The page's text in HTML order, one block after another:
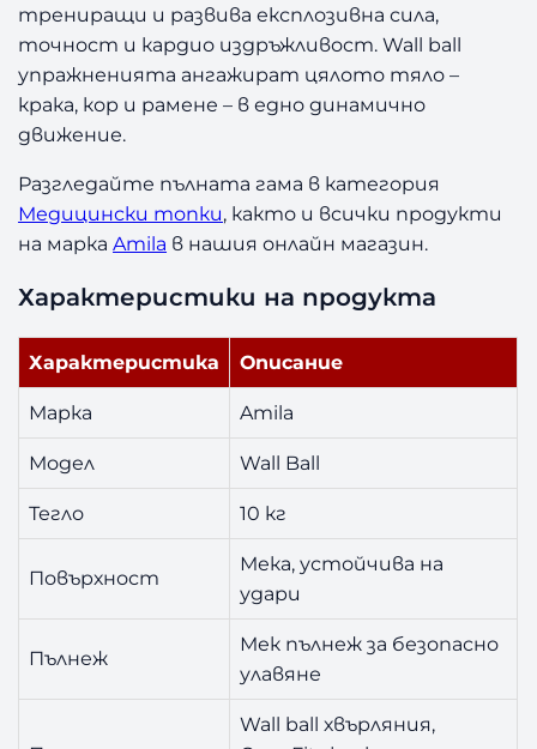
W
a
l
l
B
l
l
1
к
трениращи и развива експлозивна сила,
точност и кардио издръжливост. Wall ball
упражненията ангажират цялото тяло –
крака, кор и рамене – в едно динамично
движение.
Разгледайте пълната гама в категория
Медицински топки, както и всички продукти
на маркаAmila в нашия онлайн магазин.
Характеристики на продукта
Характеристика Описание
Марка Amila
Модел Wall Ball
Тегло 10 кг
Повърхност
Мека, устойчива на
удари
Пълнеж
Мек пълнеж за безопасно
улавяне
Wall ball хвърляния,